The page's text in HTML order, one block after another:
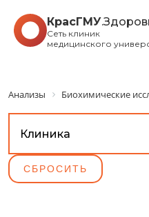
КрасГМУ
Сеть клиник
медицинского
Анализы Биохимические
Клиника